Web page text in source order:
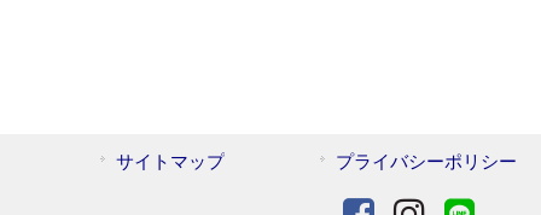
サイトマップ プライバシーポリシー